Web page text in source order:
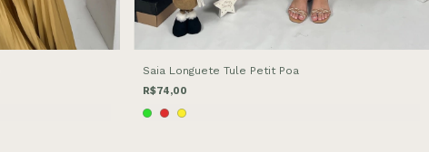
Saia Longuete Tule Petit Poa
R$74,00